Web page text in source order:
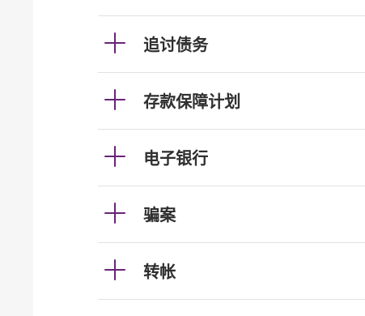
追讨债务
存款保障计划
电子银行
骗案
转帐